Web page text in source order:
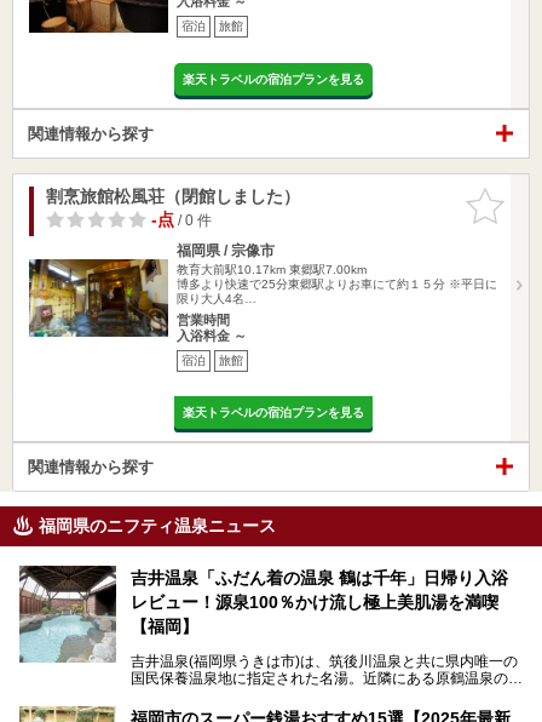
宿泊 旅館
楽天トラベルの宿泊プランを見る
関連情報から探す
お気に入
りに追加
割烹旅館松風荘（閉館しました）
-点/ 0 件
福岡県 / 宗像市
教育大前駅10.17km 東郷駅7.00km
博多より快速で25分東郷駅よりお車にて約１５分 ※平日に
限り大人4名…
営業時間
入浴料金 ～
宿泊 旅館
楽天トラベルの宿泊プランを見る
関連情報から探す
福岡県のニフティ温泉ニュース
吉井温泉「ふだん着の温泉 鶴は千年」日帰り入浴
レビュー！源泉100％かけ流し極上美肌湯を満喫
【福岡】
吉井温泉(福岡県うきは市)は、筑後川温泉と共に県内唯一の
国民保養温泉地に指定された名湯。近隣にある原鶴温泉の観
す。
福岡市のスーパー銭湯おすすめ15選【2025年最新